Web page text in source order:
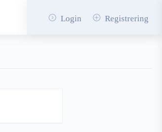
Login Registrering